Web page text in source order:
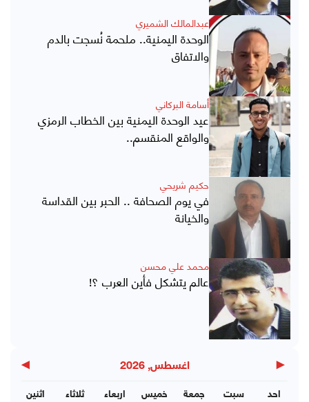
عبدالمالك الشميري
الوحدة اليمنية.. ملحمة نُسجت بالدم
والاتفاق
أسامة البركاني
عيد الوحدة اليمنية بين الخطاب الرمزي
والواقع المنقسم..
حكيم شريحي
في يوم الصحافة .. الحبر بين القداسة
والخيانة
محمد علي محسن
عالم يتشكل فأين العرب ؟!
◀ اغسطس, 2026 ▶
اثنين ثلاثاء اربعاء خميس جمعة سبت احد